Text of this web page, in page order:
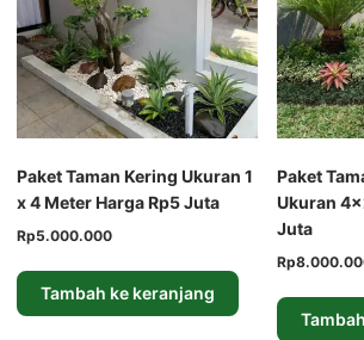
Paket Taman Kering Ukuran 1
x 4 Meter Harga Rp5 Juta
Harga
adalah:
Rp6.500.000.
Rp5.000.000Harga
adalah:
Tambah ke keranjang
Paket
Ukuran
Juta
Harga
adalah:
Rp12.000.000.
Rp